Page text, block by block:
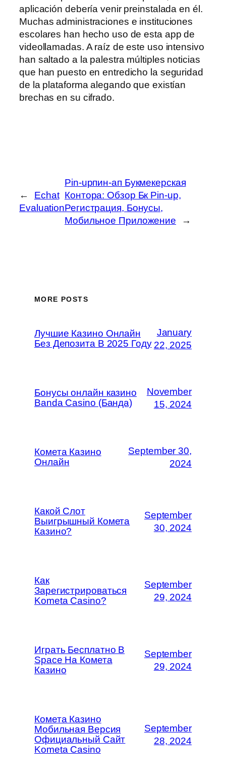
aplicación debería venir preinstalada en él.
Muchas administraciones e instituciones
escolares han hecho uso de esta app de
videollamadas. A raíz de este uso intensivo
han saltado a la palestra múltiples noticias
que han puesto en entredicho la seguridad
de la plataforma alegando que existían
brechas en su cifrado.
←
Echat
Evaluation
Pin-upпин-ап Букмекерская
Контора: Обзор Бк Pin-up,
Регистрация, Бонусы,
Мобильное Приложение
→
MORE POSTS
Лучшие Казино Онлайн
Без Депозита В 2025 Году
January
22, 2025
Бонусы онлайн казино
Banda Casino (Банда)
November
15, 2024
Комета Казино
Онлайн
September 30,
2024
Какой Слот
Выигрышный Комета
Казино?
September
30, 2024
Как
Зарегистрироваться
Kometa Casino?
September
29, 2024
Играть Бесплатно В
Space На Комета
Казино
September
29, 2024
Комета Казино
Мобильная Версия
Официальный Сайт
Kometa Casino
September
28, 2024